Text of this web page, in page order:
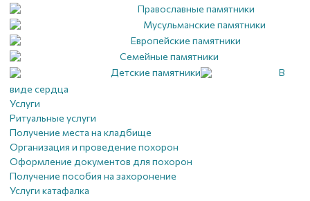
Православные памятники
Мусульманские памятники
Европейские памятники
Семейные памятники
Детские памятники
В
виде сердца
Услуги
Ритуальные услуги
Получение места на кладбище
Организация и проведение похорон
Оформление документов для похорон
Получение пособия на захоронение
Услуги катафалка